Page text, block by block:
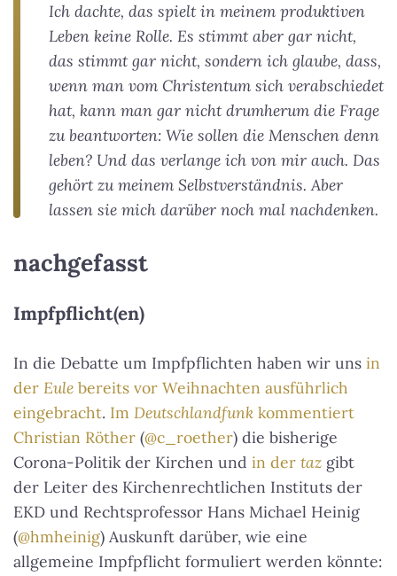
Ich dachte, das spielt in meinem produktiven
Leben keine Rolle. Es stimmt aber gar nicht,
das stimmt gar nicht, sondern ich glaube, dass,
wenn man vom Christentum sich verabschiedet
hat, kann man gar nicht drumherum die Frage
zu beantworten: Wie sollen die Menschen denn
leben? Und das verlange ich von mir auch. Das
gehört zu meinem Selbstverständnis. Aber
lassen sie mich darüber noch mal nachdenken.
nachgefasst
Impfpflicht(en)
In die Debatte um Impfpflichten haben wir uns in
der Eule bereits vor Weihnachten ausführlich
eingebracht. Im Deutschlandfunk kommentiert
Christian Röther (@c_roether) die bisherige
Corona-Politik der Kirchen und in der taz gibt
der Leiter des Kirchenrechtlichen Instituts der
EKD und Rechtsprofessor Hans Michael Heinig
(@hmheinig) Auskunft darüber, wie eine
allgemeine Impfpflicht formuliert werden könnte: